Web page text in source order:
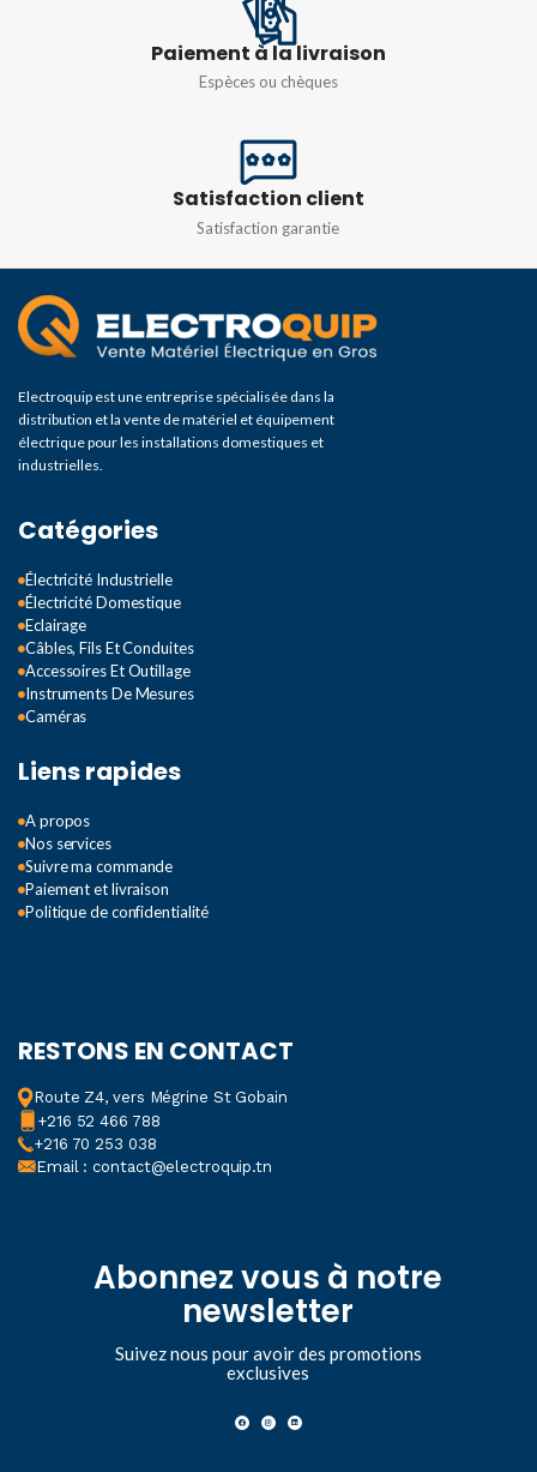
MAXIMALE ADMISSIBLE
IMPÉDANCE D'ENTRÉE
10MΩ
TENSION CA: TENSION
D'ENTRÉE MAXIMALE
ADMISSIBLE
250V rms
TENSION CA: GAMME DE
FRÉQUENCE
40Hz-400Hz
COURANT CONTINU:
PROTECTION CONTRE
LES SURCHARGES
fusible F 250mA/250V
COURANT CONTINU:
COURANT D'ENTRÉE
MAXIMUM
COURANT CONTINU:
MESURE MAXIMALE
200mV
LES SURCHARGES
COURANT ALTERNATIF:
Paiement à la livraison
Espèces ou chèques
Satisfaction client
Satisfaction garantie
Electroquip est une entreprise spécialisée dans la
distribution et la vente de matériel et équipement
électrique pour les installations domestiques et
industrielles.
Catégories
Électricité Industrielle
Électricité Domestique
Eclairage
Câbles, Fils Et Conduites
Accessoires Et Outillage
Instruments De Mesures
Caméras
Liens rapides
A propos
Nos services
Suivre ma commande
Paiement et livraison
Politique de confidentialité
RESTONS EN CONTACT
Route Z4, vers Mégrine St Gobain
+216 52 466 788
+216 70 253 038
Email : contact@electroquip.tn
Abonnez vous à notre
newsletter
Suivez nous pour avoir des promotions
exclusives